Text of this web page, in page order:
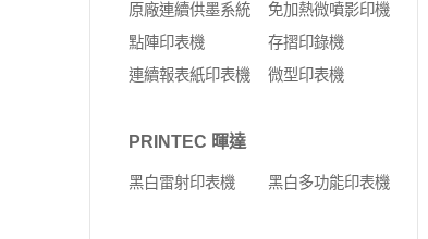
原廠連續供墨系統
免加熱微噴影印機
點陣印表機
存摺印錄機
連續報表紙印表機
微型印表機
PRINTEC 暉達
黑白雷射印表機 黑白多功能印表機